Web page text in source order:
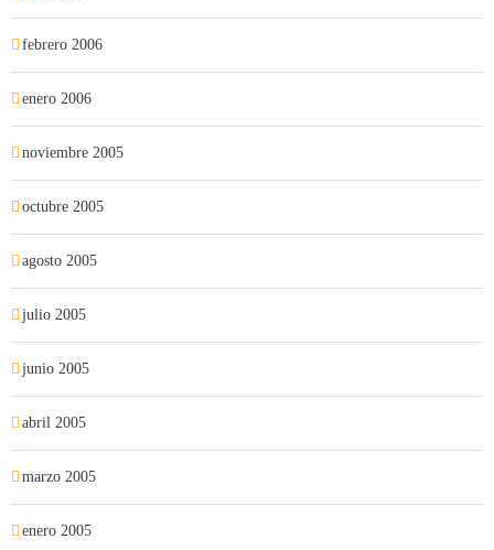
febrero 2006
enero 2006
noviembre 2005
octubre 2005
agosto 2005
julio 2005
junio 2005
abril 2005
marzo 2005
enero 2005